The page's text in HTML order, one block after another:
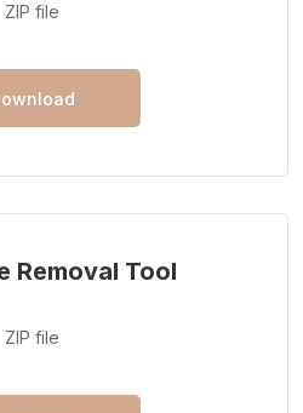
ZIP file
Removal Tool
ZIP file